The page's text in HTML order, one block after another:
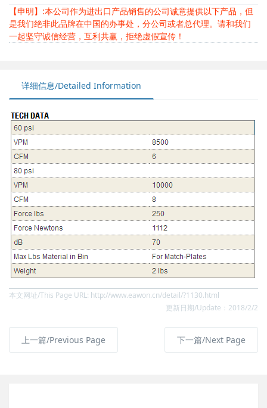
【申明】:本公司作为进出口产品销售的公司诚意提供以下产品，但
是我们绝非此品牌在中国的办事处，分公司或者总代理。请和我们
一起坚守诚信经营，互利共赢，拒绝虚假宣传！
详细信息/Detailed Information
本文网址/This Page URL: http://www.eawon.cn/detail/?1130.html
更新日期/Update：2018/2/2
上一篇/Previous Page 下一篇/Next Page